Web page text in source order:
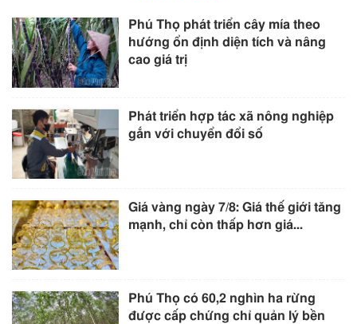
Phú Thọ phát triển cây mía theo
hướng ổn định diện tích và nâng
cao giá trị
Phát triển hợp tác xã nông nghiệp
gắn với chuyển đổi số
Giá vàng ngày 7/8: Giá thế giới tăng
mạnh, chỉ còn thấp hơn giá...
Phú Thọ có 60,2 nghìn ha rừng
được cấp chứng chỉ quản lý bền